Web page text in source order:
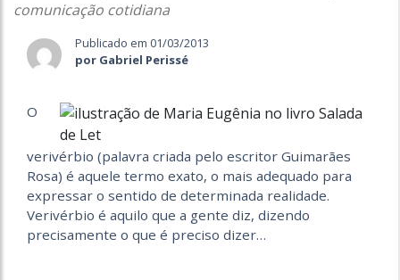
comunicação cotidiana
Publicado em 01/03/2013
por Gabriel Perissé
O
verivérbio (palavra criada pelo escritor Guimarães
Rosa) é aquele termo exato, o mais adequado para
expressar o sentido de determinada realidade.
Verivérbio é aquilo que a gente diz, dizendo
precisamente o que é preciso dizer…